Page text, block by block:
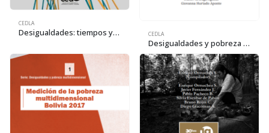
CEDLA
Desigualdades: tiempos y trabajos. Principales resultados de la Encuesta Urbana de Uso del Tiempo 2023. La Paz, Cochabamba, Santa Cruz y El Alto CEDLA
Desigualdades y pobreza en Bolivia: una perspectiva multidimensional